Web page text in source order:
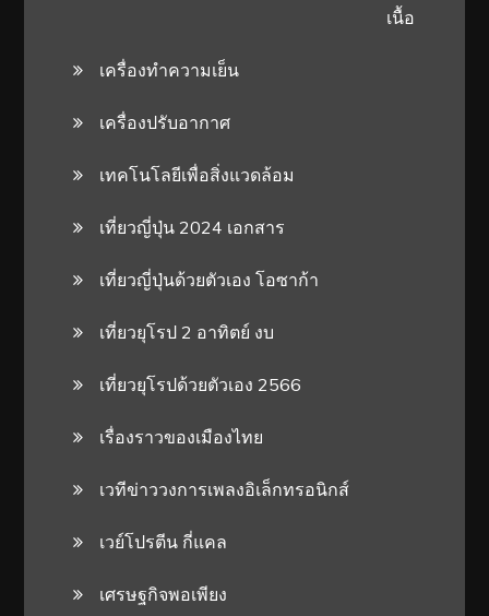
เนื้อ
เครื่องทำความเย็น
เครื่องปรับอากาศ
เทคโนโลยีเพื่อสิ่งแวดล้อม
เที่ยวญี่ปุ่น 2024 เอกสาร
เที่ยวญี่ปุ่นด้วยตัวเอง โอซาก้า
เที่ยวยุโรป 2 อาทิตย์ งบ
เที่ยวยุโรปด้วยตัวเอง 2566
เรื่องราวของเมืองไทย
เวทีข่าววงการเพลงอิเล็กทรอนิกส์
เวย์โปรตีน กี่แคล
เศรษฐกิจพอเพียง